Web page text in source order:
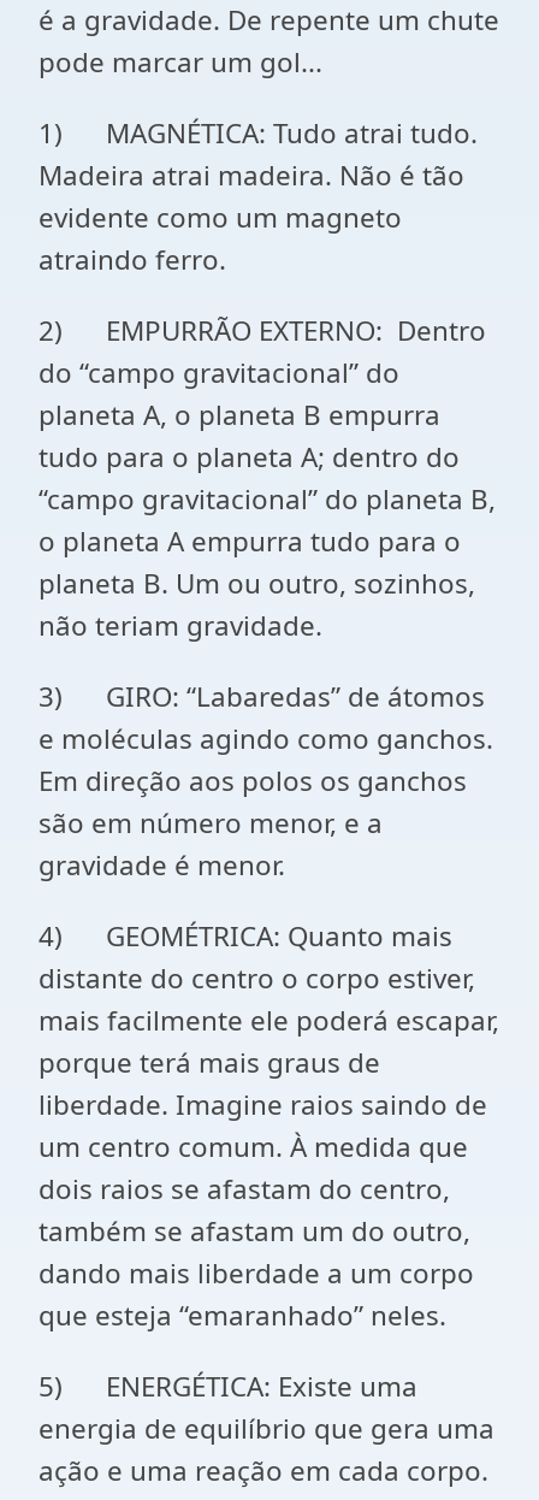
é a gravidade. De repente um chute
pode marcar um gol...
1) MAGNÉTICA: Tudo atrai tudo.
Madeira atrai madeira. Não é tão
evidente como um magneto
atraindo ferro.
2) EMPURRÃO EXTERNO: Dentro
do “campo gravitacional” do
planeta A, o planeta B empurra
tudo para o planeta A; dentro do
“campo gravitacional” do planeta B,
o planeta A empurra tudo para o
planeta B. Um ou outro, sozinhos,
não teriam gravidade.
3) GIRO: “Labaredas” de átomos
e moléculas agindo como ganchos.
Em direção aos polos os ganchos
são em número menor, e a
gravidade é menor.
4) GEOMÉTRICA: Quanto mais
distante do centro o corpo estiver,
mais facilmente ele poderá escapar,
porque terá mais graus de
liberdade. Imagine raios saindo de
um centro comum. À medida que
dois raios se afastam do centro,
também se afastam um do outro,
dando mais liberdade a um corpo
que esteja “emaranhado” neles.
5) ENERGÉTICA: Existe uma
energia de equilíbrio que gera uma
ação e uma reação em cada corpo.